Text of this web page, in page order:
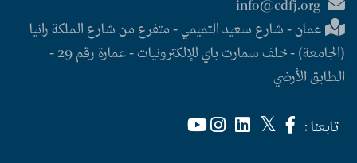
عمان - شارع سعيد التميمي - متفرع من شارع الملكة رانيا
(الجامعة) - خلف سمارت باي للإلكترونيات - عمارة رقم 29 -
الطابق الأرضي
تابعنا :